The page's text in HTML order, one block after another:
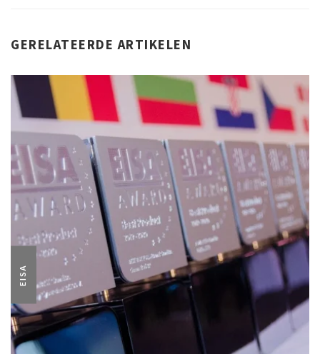
GERELATEERDE ARTIKELEN
EISA